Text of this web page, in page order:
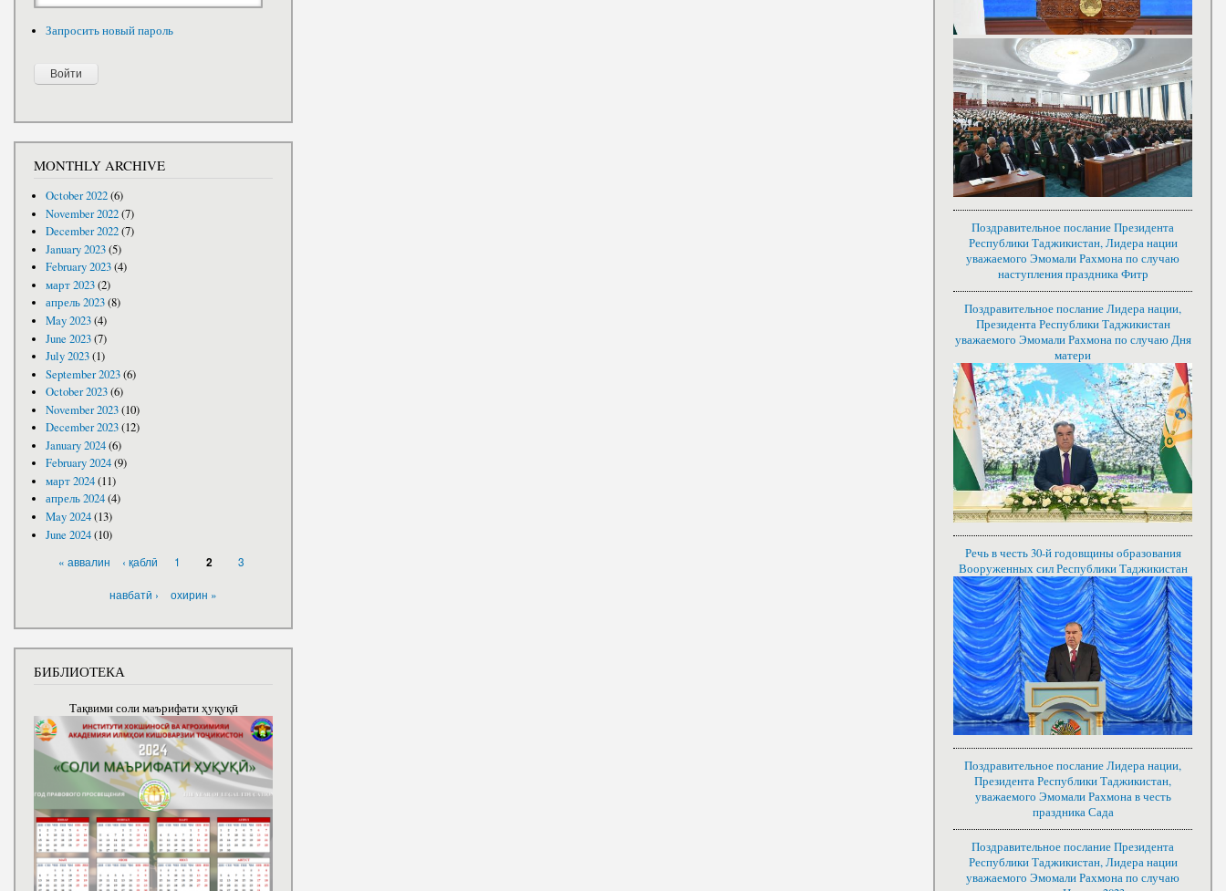
Запросить новый пароль
MONTHLY ARCHIVE
October 2022(6)
November 2022(7)
December 2022(7)
January 2023(5)
February 2023(4)
март 2023(2)
апрель 2023(8)
May 2023(4)
June 2023(7)
July 2023(1)
September 2023(6)
October 2023(6)
November 2023(10)
December 2023(12)
January 2024(6)
February 2024(9)
март 2024(11)
апрель 2024(4)
May 2024(13)
June 2024(10)
« аввалин ‹ қаблӣ 1 2 3
навбатӣ › охирин »
БИБЛИОТЕКА
Тақвими соли маърифати ҳуқуқӣ
Поздравительное послание Президента
Республики Таджикистан, Лидера нации
уважаемого Эмомали Рахмона по случаю
наступления праздника Фитр
Поздравительное послание Лидера нации,
Президента Республики Таджикистан
уважаемого Эмомали Рахмона по случаю Дня
матери
Речь в честь 30-й годовщины образования
Вооруженных сил Республики Таджикистан
Поздравительное послание Лидера нации,
Президента Республики Таджикистан,
уважаемого Эмомали Рахмона в честь
праздника Сада
Поздравительное послание Президента
Республики Таджикистан, Лидера нации
уважаемого Эмомали Рахмона по случаю